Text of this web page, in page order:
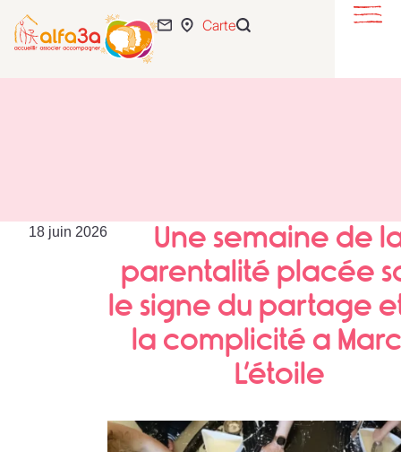
Carte
55 ans
L’association
Expertise
Nous rejoindre
18 juin 2026
Une semaine de
parentalité placée
le signe du partage
la complicité a
L’étoile